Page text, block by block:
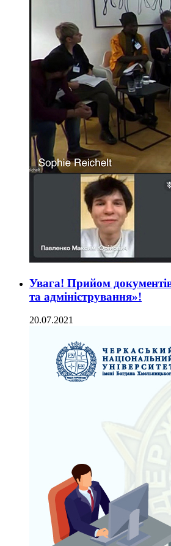
Увага! Прийом
та адміністрування»!
20.07.2021